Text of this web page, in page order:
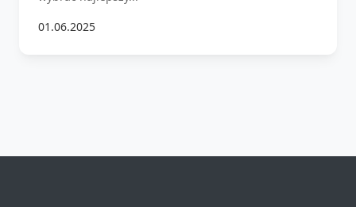
01.06.2025